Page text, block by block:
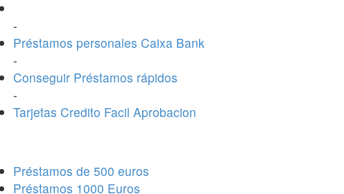
-
Préstamos personales Caixa Bank
-
Conseguir Préstamos rápidos
-
Tarjetas Credito Facil Aprobacion
Préstamos de 500 euros
Préstamos 1000 Euros